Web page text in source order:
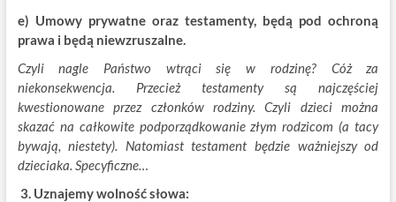
e) Umowy prywatne oraz testamenty, będą pod ochroną
prawa i będą niewzruszalne.
Czyli nagle Państwo wtrąci się w rodzinę? Cóż za
niekonsekwencja. Przecież testamenty są najczęściej
kwestionowane przez członków rodziny. Czyli dzieci można
skazać na całkowite podporządkowanie złym rodzicom (a tacy
bywają, niestety). Natomiast testament będzie ważniejszy od
dzieciaka. Specyficzne…
3. Uznajemy wolność słowa: